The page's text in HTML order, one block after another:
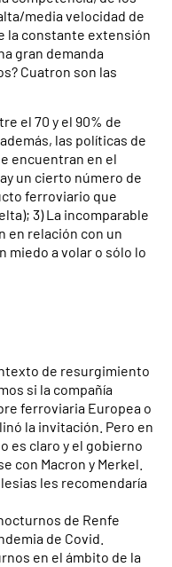
media velocidad de
la constante extensión
gran demanda
Cuatron son las
el 70 y el 90% de
las políticas de
encuentran en el
un cierto número de
ferroviario que
3) La incomparable
en relación con un
miedo a volar o sólo lo
de resurgimiento
si la compañía
ferroviaria Europea o
la invitación. Pero en
es claro y el gobierno
con Macron y Merkel.
les recomendaría
de Renfe
de Covid.
en el ámbito de la